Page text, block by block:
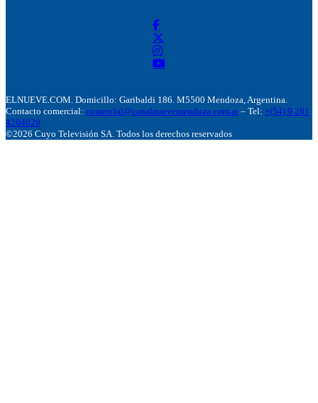
ELNUEVE.COM. Domicillo: Garibaldi 186. M5500 Mendoza, Argentina.
Contacto comercial: comercial@canalnuevemendoza.com.ar – Tel: +(54) 9 261
4204020
©2026 Cuyo Televisión SA. Todos los derechos reservados